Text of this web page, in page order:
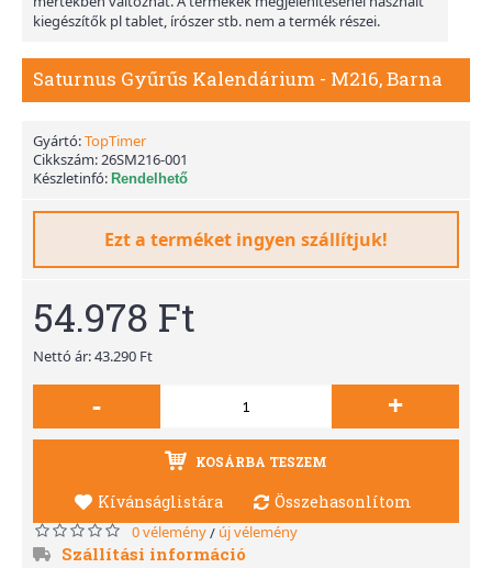
kiegészítők pl tablet, írószer stb. nem a termék részei.
Saturnus Gyűrűs Kalendárium - M216, Barna
Gyártó:TopTimer
Cikkszám:26SM216-001
Készletinfó: Rendelhető
Ezt a terméket ingyen szállítjuk!
54.978 Ft
Nettó ár: 43.290 Ft
- +
KOSÁRBA TESZEM
Kívánságlistára Összehasonlítom
0 vélemény/ új vélemény
Szállítási információ